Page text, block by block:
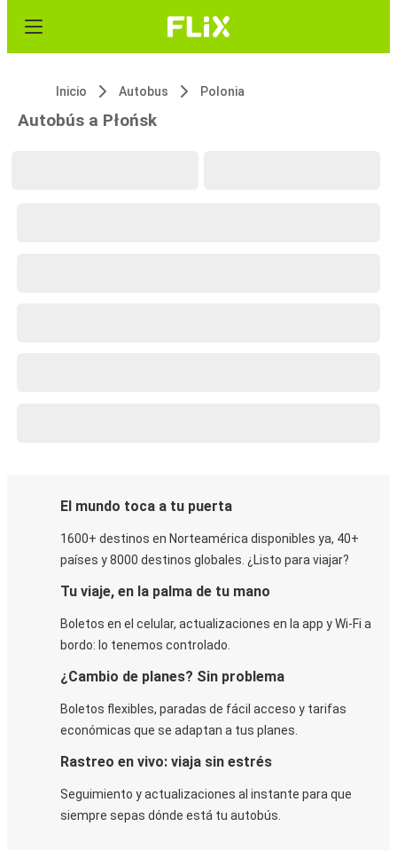
Inicio Autobus Polonia
Autobús a Płońsk
El mundo toca a tu puerta
1600+ destinos en Norteamérica disponibles ya, 40+
países y 8000 destinos globales. ¿Listo para viajar?
Tu viaje, en la palma de tu mano
Boletos en el celular, actualizaciones en la app y Wi-Fi a
bordo: lo tenemos controlado.
¿Cambio de planes? Sin problema
Boletos flexibles, paradas de fácil acceso y tarifas
económicas que se adaptan a tus planes.
Rastreo en vivo: viaja sin estrés
Seguimiento y actualizaciones al instante para que
siempre sepas dónde está tu autobús.